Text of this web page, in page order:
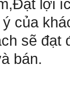
lợi
của
sẽ đạt
bán.